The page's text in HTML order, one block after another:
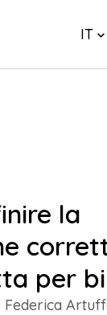
IT
la
per
Federica